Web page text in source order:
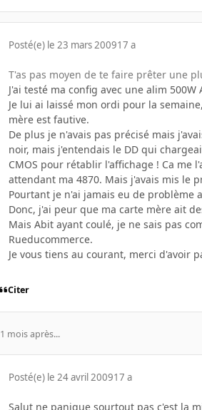
Posté(e) le 23 mars 200917 a
T'as pas moyen de te faire prêter une
J'ai testé ma config avec une alim
Je lui ai laissé mon ordi pour la
mère est fautive.
De plus je n'avais pas précisé mais
noir, mais j'entendais le DD qui
CMOS pour rétablir l'affichage ! Ca me
attendant ma 4870. Mais j'avais mis le
Pourtant je n'ai jamais eu de problème
Donc, j'ai peur que ma carte mère ait
Mais Abit ayant coulé, je ne sais pas
Rueducommerce.
Je vous tiens au courant, merci d'avoir
Citer
1 mois après...
Posté(e) le 24 avril 200917 a
Salut ne panique sourtout pas c'est la